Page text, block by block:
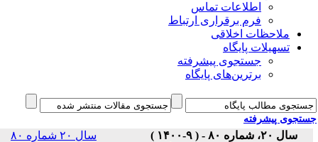
اطلاعات تماس
فرم برقراری ارتباط
ملاحظات اخلاقی
تسهیلات پایگاه
جستجوی پیشرفته
برترین‌های پایگاه
پیشرفته
سال ۲۰، شماره ۸۰ - ( ۹-۱۴۰۰ )
سال ۲۰ شماره ۸۰